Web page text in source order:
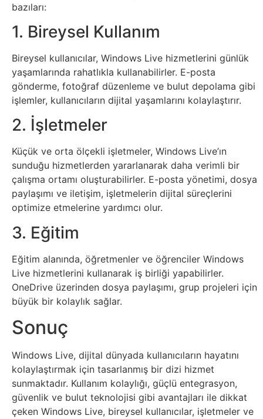
Sigorta
Sinema
Spor
Tarih
Teknoloji
TikTok
Tv
Twitter
Ürün
Uzay
Web
Siteleri
bazıları:
1. Bireysel Kullanım
Bireysel kullanıcılar, Windows Live hizmetlerini günlük
yaşamlarında rahatlıkla kullanabilirler. E-posta
gönderme, fotoğraf düzenleme ve bulut depolama gibi
işlemler, kullanıcıların dijital yaşamlarını kolaylaştırır.
2. İşletmeler
Küçük ve orta ölçekli işletmeler, Windows Live’ın
sunduğu hizmetlerden yararlanarak daha verimli bir
çalışma ortamı oluşturabilirler. E-posta yönetimi, dosya
paylaşımı ve iletişim, işletmelerin dijital süreçlerini
optimize etmelerine yardımcı olur.
3. Eğitim
Eğitim alanında, öğretmenler ve öğrenciler Windows
Live hizmetlerini kullanarak iş birliği yapabilirler.
OneDrive üzerinden dosya paylaşımı, grup projeleri için
büyük bir kolaylık sağlar.
Sonuç
Windows Live, dijital dünyada kullanıcıların hayatını
kolaylaştırmak için tasarlanmış bir dizi hizmet
sunmaktadır. Kullanım kolaylığı, güçlü entegrasyon,
güvenlik ve bulut teknolojisi gibi avantajları ile dikkat
çeken Windows Live, bireysel kullanıcılar, işletmeler ve